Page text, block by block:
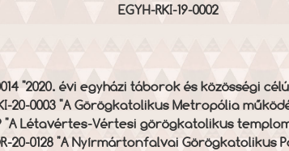
EGYH-RKI-19-0002
0014 "2020. évi egyházi táborok és közösségi
20-0003 "A Görögkatolikus Metropólia
"A Létavértes-Vértesi görögkatolikus
20-0128 "A Nyírmártonfalvai Görögkatolikus